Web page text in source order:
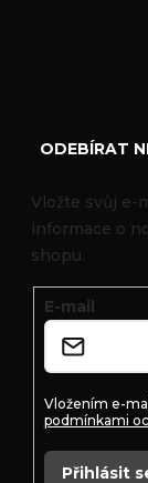
ODEBÍRAT
Vložte svůj e-
informace o
shopu.
E-mail
Vložením e-
podmínkami
Přihlásit